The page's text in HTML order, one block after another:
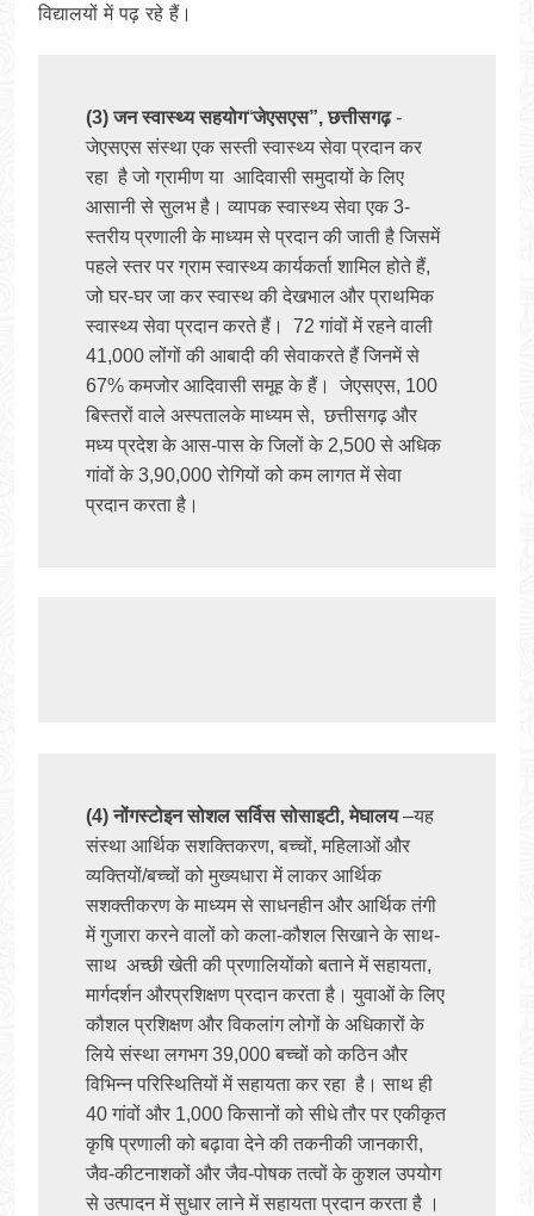
विद्यालयों में पढ़ रहे हैं।
(3) जन स्वास्थ्य सहयोग“जेएसएस”, छत्तीसगढ़ -
जेएसएस संस्था एक सस्ती स्वास्थ्य सेवा प्रदान कर
रहा  है जो ग्रामीण या  आदिवासी समुदायों के लिए
आसानी से सुलभ है। व्यापक स्वास्थ्य सेवा एक 3-
स्तरीय प्रणाली के माध्यम से प्रदान की जाती है जिसमें
पहले स्तर पर ग्राम स्वास्थ्य कार्यकर्ता शामिल होते हैं,
जो घर-घर जा कर स्वास्थ की देखभाल और प्राथमिक
स्वास्थ्य सेवा प्रदान करते हैं।  72 गांवों में रहने वाली
41,000 लोंगों की आबादी की सेवाकरते हैं जिनमें से
67% कमजोर आदिवासी समूह के हैं।  जेएसएस, 100
बिस्तरों वाले अस्पतालके माध्यम से,  छत्तीसगढ़ और
मध्य प्रदेश के आस-पास के जिलों के 2,500 से अधिक
गांवों के 3,90,000 रोगियों को कम लागत में सेवा
प्रदान करता है।
(4) नोंगस्टोइन सोशल सर्विस सोसाइटी, मेघालय –यह
संस्था आर्थिक सशक्तिकरण, बच्चों, महिलाओं और
व्यक्तियों/बच्चों को मुख्यधारा में लाकर आर्थिक
सशक्तीकरण के माध्यम से साधनहीन और आर्थिक तंगी
में गुजारा करने वालों को कला-कौशल सिखाने के साथ-
साथ  अच्छी खेती की प्रणालियोंको बताने में सहायता,
मार्गदर्शन औरप्रशिक्षण प्रदान करता है। युवाओं के लिए
कौशल प्रशिक्षण और विकलांग लोगों के अधिकारों के
लिये संस्था लगभग 39,000 बच्चों को कठिन और
विभिन्न परिस्थितियों में सहायता कर रहा  है। साथ ही
40 गांवों और 1,000 किसानों को सीधे तौर पर एकीकृत
कृषि प्रणाली को बढ़ावा देने की तकनीकी जानकारी,
जैव-कीटनाशकों और जैव-पोषक तत्वों के कुशल उपयोग
से उत्पादन में सुधार लाने में सहायता प्रदान करता है ।